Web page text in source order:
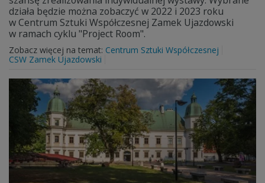
działa będzie można zobaczyć w 2022 i 2023 roku
w Centrum Sztuki Współczesnej Zamek Ujazdowski
w ramach cyklu "Project Room".
Zobacz więcej na temat: Centrum Sztuki Współczesnej
CSW Zamek Ujazdowski